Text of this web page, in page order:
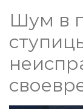
Шум в